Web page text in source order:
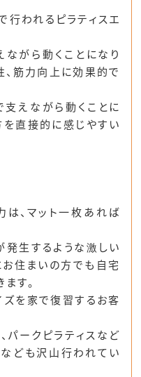
行われるピラティスエ
がら動くことになり
、筋力向上に効果的で
えながら動くことに
を直接的に感じやすい
は、マット一枚あれば
発生するような激しい
お住まいの方でも自宅
す。
ズを家で復習するお客
パークピラティスなど
ども沢山行われてい